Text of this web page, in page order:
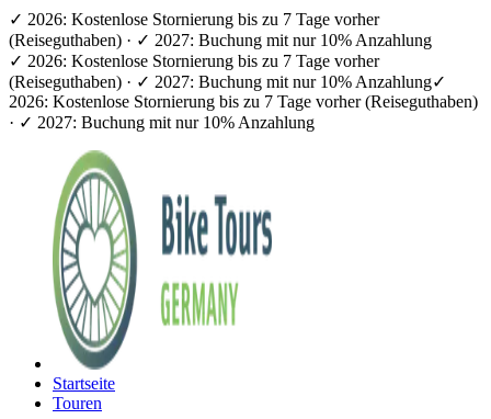
✓ 2026: Kostenlose Stornierung bis zu 7 Tage vorher
(Reiseguthaben) · ✓ 2027: Buchung mit nur 10% Anzahlung
✓ 2026: Kostenlose Stornierung bis zu 7 Tage vorher
(Reiseguthaben) · ✓ 2027: Buchung mit nur 10% Anzahlung✓
2026: Kostenlose Stornierung bis zu 7 Tage vorher (Reiseguthaben)
· ✓ 2027: Buchung mit nur 10% Anzahlung
Startseite
Touren